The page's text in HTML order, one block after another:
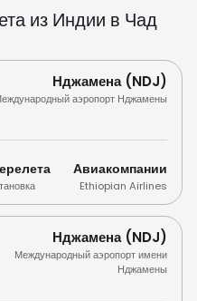
из Индии в Чад
Нджамена (NDJ)
аэропорт Нджамены
Авиакомпании
Ethiopian Airlines
Нджамена (NDJ)
Международный аэропорт имени
Нджамены